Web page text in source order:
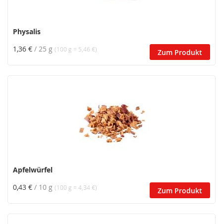
Physalis
1,36 € / 25 g (100 g = 5,46 €) Zum Produkt
Apfelwürfel
0,43 € / 10 g (100 g = 4,34 €) Zum Produkt